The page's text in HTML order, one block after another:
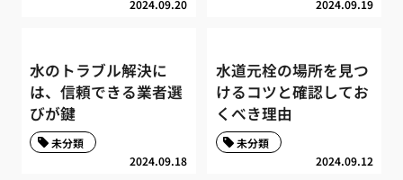
2024.09.20 2024.09.19
水のトラブル解決に
は、信頼できる業者選
びが鍵
2024.09.18
未分類
水道元栓の場所を見つ
けるコツと確認してお
くべき理由
2024.09.12
未分類